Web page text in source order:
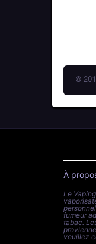
©
À
Le
fumeur
tabac.
veuillez